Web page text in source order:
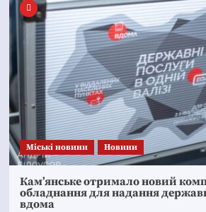
Mіські новини Новини
Кам’янське отримало новий
обладнання для надання
вдома